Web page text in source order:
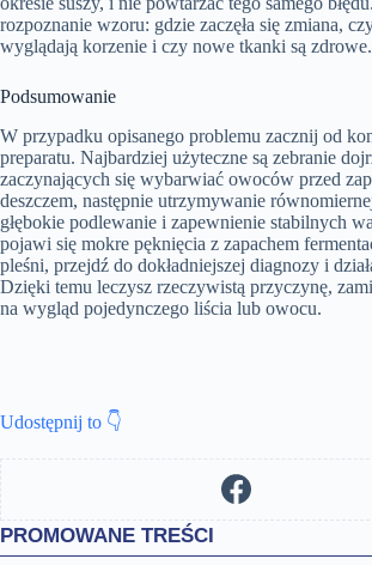
rozpoznanie wzoru: gdzie zaczęła się zmiana,
wyglądają korzenie i czy nowe tkanki są zdrowe.
Podsumowanie
W przypadku opisanego problemu zacznij od
preparatu. Najbardziej użyteczne są zebranie
zaczynających się wybarwiać owoców przed
deszczem, następnie utrzymywanie
głębokie podlewanie i zapewnienie stabilnych
pojawi się mokre pęknięcia z zapachem
pleśni, przejdź do dokładniejszej diagnozy i
Dzięki temu leczysz rzeczywistą przyczynę,
na wygląd pojedynczego liścia lub owocu.
Udostępnij to 👇